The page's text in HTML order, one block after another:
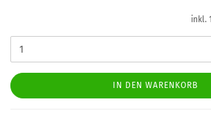
inkl.
IN DEN WARENKORB